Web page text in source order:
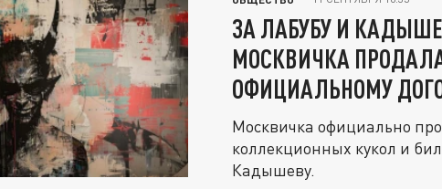
ЗА ЛАБУБУ И
МОСКВИЧКА
ОФИЦИАЛЬНОМУ
Москвичка официально
коллекционных кукол и
Кадышеву.